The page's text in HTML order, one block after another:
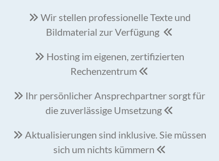
 Wir stellen professionelle Texte und
Bildmaterial zur Verfügung 
 Hosting im eigenen, zertifizierten
Rechenzentrum 
 Ihr persönlicher Ansprechpartner sorgt für
die zuverlässige Umsetzung 
 Aktualisierungen sind inklusive. Sie müssen
sich um nichts kümmern 